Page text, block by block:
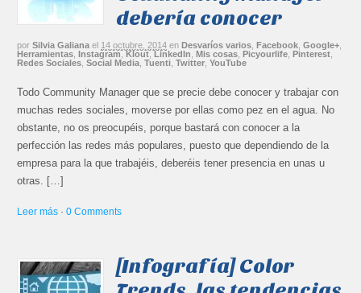
debería conocer
por Silvia Galiana el 14 octubre, 2014 en Desvaríos varios ,Facebook ,Google+
Herramientas ,Instagram,Klout,LinkedIn ,Mis cosas ,Picyourlife ,Pinterest
Redes Sociales ,Social Media ,Tuenti ,Twitter ,YouTube
Todo Community Manager que se precie debe conocer y trabajar con
muchas redes sociales, moverse por ellas como pez en el agua. No
obstante, no os preocupéis, porque bastará con conocer a la
perfección las redes más populares, puesto que dependiendo de la
empresa para la que trabajéis, deberéis tener presencia en unas u
otras. […]
Leer más ·0 Comments
[Infografía] Color